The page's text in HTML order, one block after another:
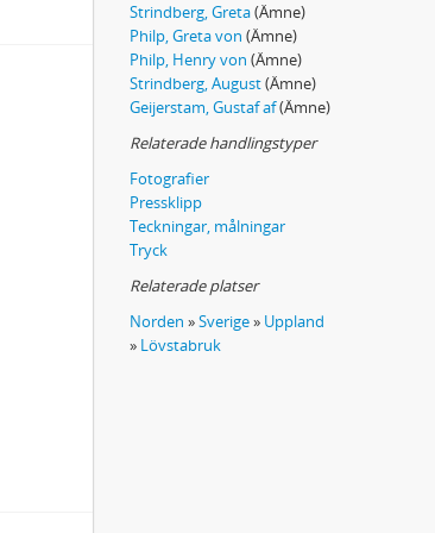
Strindberg, Greta(Ämne)
Philp, Greta von (Ämne)
Philp, Henry von (Ämne)
Strindberg, August(Ämne)
Geijerstam, Gustaf af(Ämne)
Relaterade handlingstyper
Fotografier
Pressklipp
Teckningar, målningar
Tryck
Relaterade platser
Norden »Sverige» Uppland
» Lövstabruk